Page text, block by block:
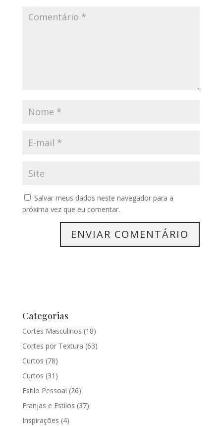
Salvar meus dados neste navegador para a
próxima vez que eu comentar.
Categorias
Cortes Masculinos (18)
Cortes por Textura (63)
Curtos (78)
Curtos (31)
Estilo Pessoal (26)
Franjas e Estilos (37)
Inspirações (4)